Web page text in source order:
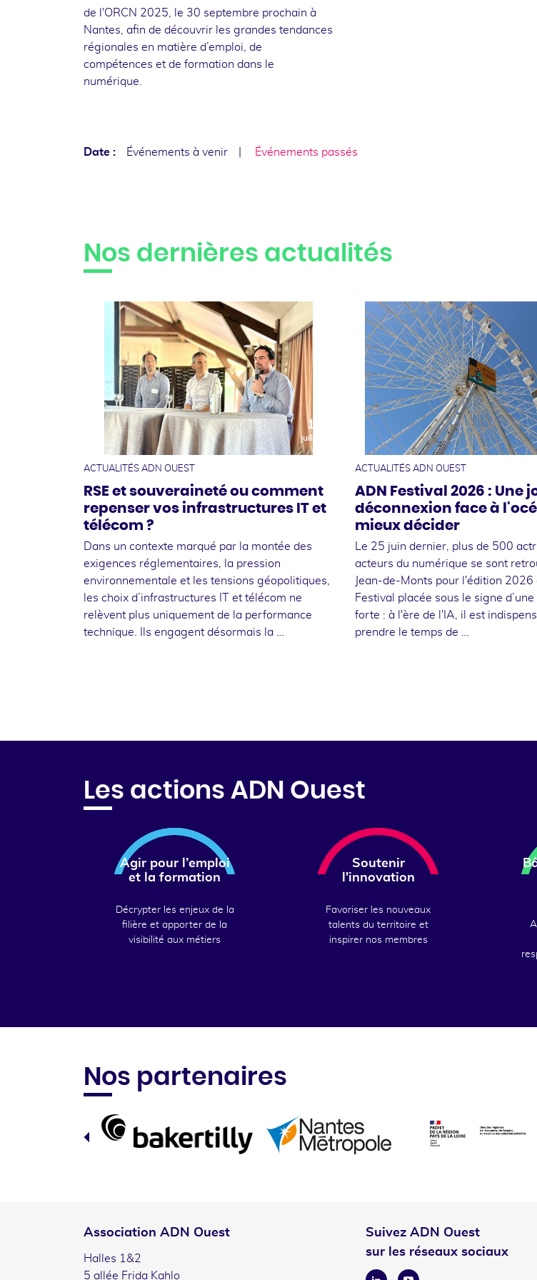
de l'ORCN 2025, le 30 septembre prochain à
Nantes, afin de découvrir les grandes tendances
régionales en matière d’emploi, de
compétences et de formation dans le
numérique.
Date : Événements à venir Événements passés
Nos dernières actualités
10
juillet
ACTUALITÉS ADN OUEST
RSE et souveraineté ou comment
repenser vos infrastructures IT et
télécom ?
Dans un contexte marqué par la montée des
exigences réglementaires, la pression
environnementale et les tensions géopolitiques,
les choix d’infrastructures IT et télécom ne
relèvent plus uniquement de la performance
technique. Ils engagent désormais la …
ACTUALITÉS ADN OUEST
ADN Festival 2026 : Une
déconnexion face à
mieux décider
Le 25 juin dernier, plus de 500
acteurs du numérique se sont
Jean-de-Monts pour l'édition 2026
Festival placée sous le signe
forte : à l'ère de l'IA, il est
prendre le temps de …
Les actions ADN Ouest
Agir pour l’emploi
et la formation
Décrypter les enjeux de la
filière et apporter de la
visibilité aux métiers
Soutenir
l'innovation
Favoriser les nouveaux
talents du territoire et
inspirer nos membres
Nos partenaires
Association ADN Ouest
Halles 1&2
5 allée Frida Kahlo
Suivez ADN Ouest
sur les réseaux sociaux